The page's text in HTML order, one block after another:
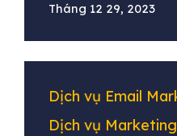
Tháng 12 29, 2023
Dịch vụ Email
Dịch vụ Marketing